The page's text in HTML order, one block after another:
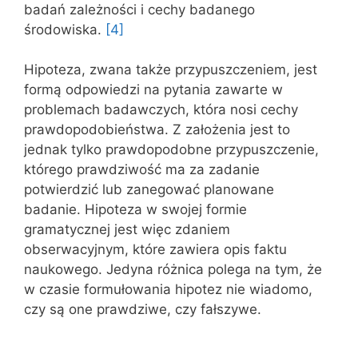
badań zależności i cechy badanego
środowiska. [4]
Hipoteza, zwana także przypuszczeniem, jest
formą odpowiedzi na pytania zawarte w
problemach badawczych, która nosi cechy
prawdopodobieństwa. Z założenia jest to
jednak tylko prawdopodobne przypuszczenie,
którego prawdziwość ma za zadanie
potwierdzić lub zanegować planowane
badanie. Hipoteza w swojej formie
gramatycznej jest więc zdaniem
obserwacyjnym, które zawiera opis faktu
naukowego. Jedyna różnica polega na tym, że
w czasie formułowania hipotez nie wiadomo,
czy są one prawdziwe, czy fałszywe.